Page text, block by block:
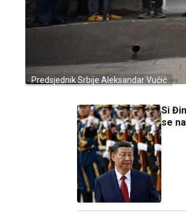
Predsjednik Srbije Aleksandar Vučić
Si
se